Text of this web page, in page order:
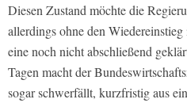
Diesen Zustand möchte die
allerdings ohne den
eine noch nicht abschließend
Tagen macht der
sogar schwerfällt, kurzfristig aus